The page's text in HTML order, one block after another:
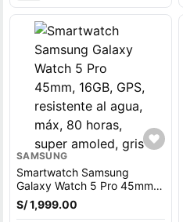
SAMSUNG
Smartwatch Samsung
Galaxy Watch 5 Pro 45mm,
16GB, GPS, resistente al
agua, máx, 80 horas, super
S/ 1,999.00